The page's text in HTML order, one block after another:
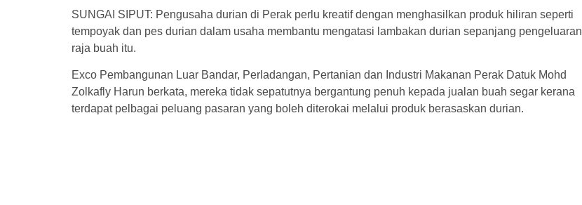
SUNGAI SIPUT: Pengusaha durian di Perak perlu kreatif dengan menghasilkan produk hiliran seperti
tempoyak dan pes durian dalam usaha membantu mengatasi lambakan durian sepanjang pengeluaran
raja buah itu.
Exco Pembangunan Luar Bandar, Perladangan, Pertanian dan Industri Makanan Perak Datuk Mohd
Zolkafly Harun berkata, mereka tidak sepatutnya bergantung penuh kepada jualan buah segar kerana
terdapat pelbagai peluang pasaran yang boleh diterokai melalui produk berasaskan durian.